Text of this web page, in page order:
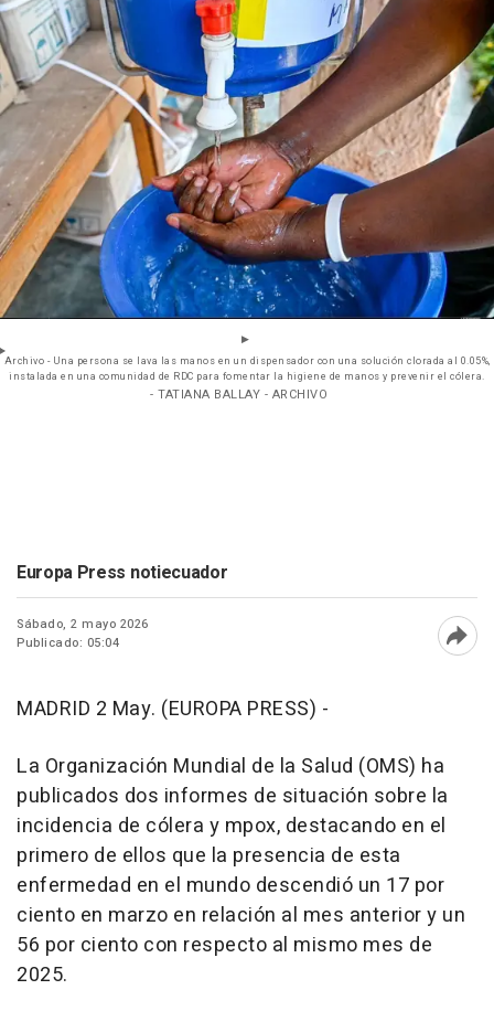
Archivo - Una persona se lava las manos en un dispensador con una solución clorada al 0.05%,
instalada en una comunidad de RDC para fomentar la higiene de manos y prevenir el cólera.
- TATIANA BALLAY - ARCHIVO
Europa Press notiecuador
Sábado, 2 mayo 2026
Publicado: 05:04
MADRID 2 May. (EUROPA PRESS) -
La Organización Mundial de la Salud (OMS) ha
publicados dos informes de situación sobre la
incidencia de cólera y mpox, destacando en el
primero de ellos que la presencia de esta
enfermedad en el mundo descendió un 17 por
ciento en marzo en relación al mes anterior y un
56 por ciento con respecto al mismo mes de
2025.